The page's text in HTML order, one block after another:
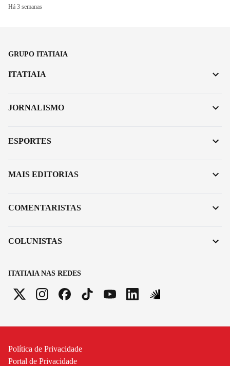
Há 3 semanas
GRUPO ITATIAIA
ITATIAIA NAS REDES
ITATIAIA
JORNALISMO
ESPORTES
MAIS EDITORIAS
COMENTARISTAS
COLUNISTAS
Política de Privacidade
Portal de Privacidade